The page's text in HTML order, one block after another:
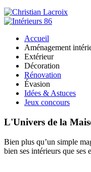
Accueil
Aménagement
Extérieur
Décoration
Rénovation
Évasion
Idées & Astuces
Jeux concours
L'Univers de la
Bien plus qu’un simple
bien ses intérieurs que ses